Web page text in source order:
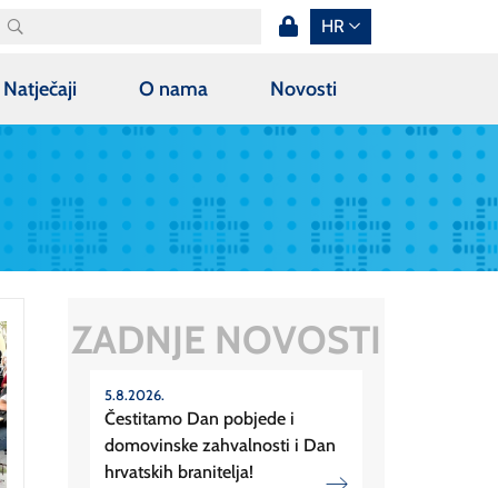
HR
Natječaji O nama Novosti
ZADNJE NOVOSTI
5.8.2026.
Čestitamo Dan pobjede i
domovinske zahvalnosti i Dan
hrvatskih branitelja!